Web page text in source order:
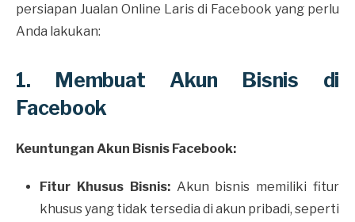
persiapan Jualan Online Laris di Facebook yang perlu
Anda lakukan:
1. Membuat Akun Bisnis di
Facebook
Keuntungan Akun Bisnis Facebook:
Fitur Khusus Bisnis:Akun bisnis memiliki fitur
khusus yang tidak tersedia di akun pribadi, seperti